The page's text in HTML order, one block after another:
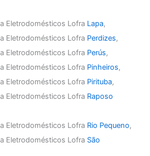
Eletrodomésticos Lofra Lapa,
Eletrodomésticos Lofra Perdizes,
Eletrodomésticos Lofra Perús,
Eletrodomésticos Lofra Pinheiros,
Eletrodomésticos Lofra Pirituba,
Eletrodomésticos Lofra Raposo
Eletrodomésticos Lofra Rio Pequeno,
Eletrodomésticos Lofra São